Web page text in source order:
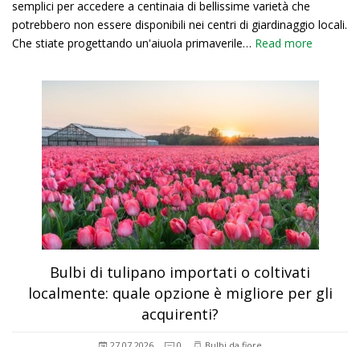
semplici per accedere a centinaia di bellissime varietà che
potrebbero non essere disponibili nei centri di giardinaggio locali.
Che stiate progettando un'aiuola primaverile… Read more
Bulbi di tulipano importati o coltivati
localmente: quale opzione è migliore per gli
acquirenti?